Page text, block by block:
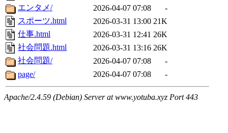
エンタメ/
2026-04-07 07:08
-
スポーツ.html
2026-03-31 13:00 21K
仕事.html
2026-03-31 12:41 26K
社会問題.html
2026-03-31 13:16 26K
社会問題/
2026-04-07 07:08
-
page/
2026-04-07 07:08 -
Apache/2.4.59 (Debian) Server at www.yotuba.xyz Port 443